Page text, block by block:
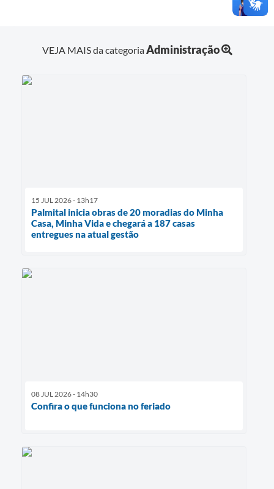
VEJA MAIS da categoriaAdministração
15 JUL 2026 - 13h17
Palmital inicia obras de 20 moradias do Minha
Casa, Minha Vida e chegará a 187 casas
entregues na atual gestão
08 JUL 2026 - 14h30
Confira o que funciona no feriado